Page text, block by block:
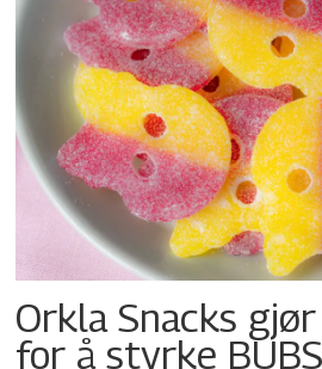
Orkla Snacks
for å styrke BUBS